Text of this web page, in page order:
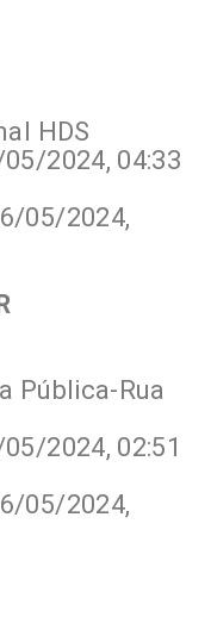
HDS
2024, 04:33
05/2024,
Pública-Rua
2024, 02:51
05/2024,